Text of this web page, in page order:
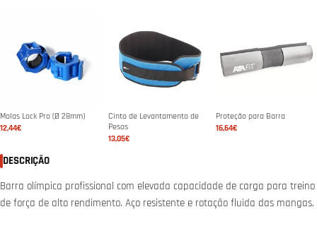
Molas Lock Pro (Ø 28mm)
12,44€
Cinto de Levantamento de
Pesos
13,05€
Proteção para Barra
16,64€
DESCRIÇÃO
Barra olímpica profissional com elevada capacidade de carga para treino
de força de alto rendimento. Aço resistente e rotação fluida das mangas.